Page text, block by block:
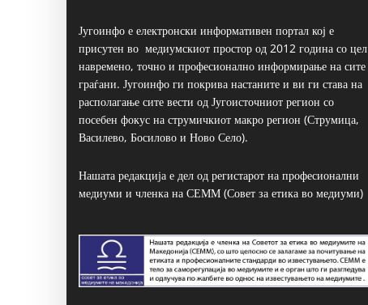
Југоинфо е електронски информативен портал кој е
присутен во медиумскиот простор од 2012 година со цел
навремено, точно и професионално информирање на сите
граѓани. Југоинфо ги покрива настаните и ви ги става на
располагање сите вести од Југоисточниот регион со
посебен фокус на струмичкиот макро регион (Струмица,
Василево, Босилово и Ново Село).
Нашата редакција е дел од регистарот на професионални
медиуми и членка на СЕММ (Совет за етика во медиуми)